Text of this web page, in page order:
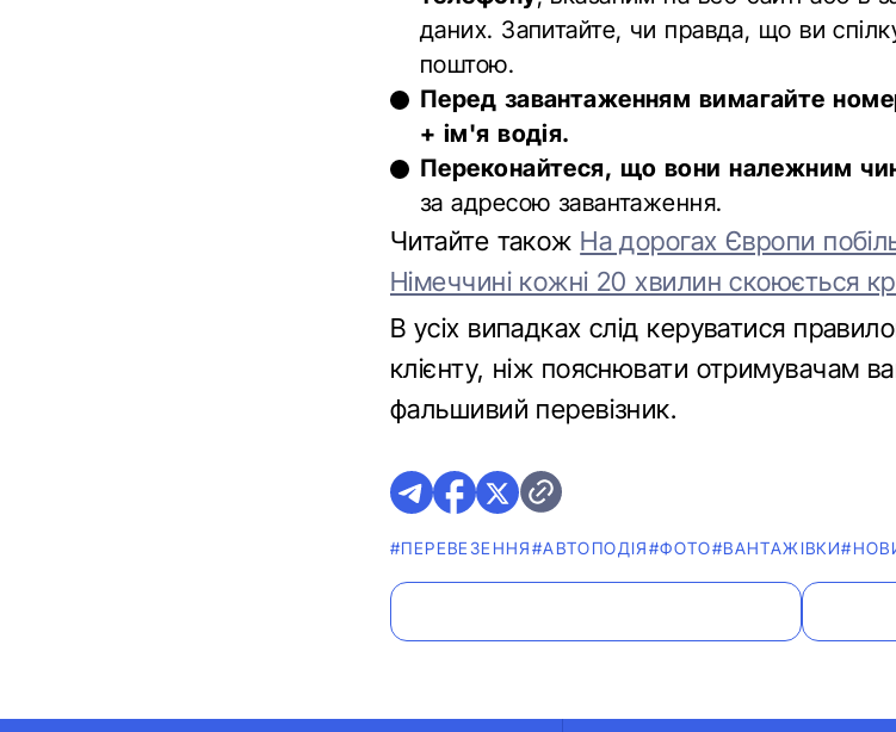
даних. Запитайте, чи правда, що ви
поштою.
Перед завантаженням вимагайте
+ ім'я водія.
Переконайтеся, що вони належним
за адресою завантаження.
Читайте також На дорогах Європи
Німеччині кожні 20 хвилин скоюється
В усіх випадках слід керуватися
клієнту, ніж пояснювати отримувачам
фальшивий перевізник.
#ПЕРЕВЕЗЕННЯ#АВТОПОДІЯ#ФОТО#ВАНТАЖІВКИ